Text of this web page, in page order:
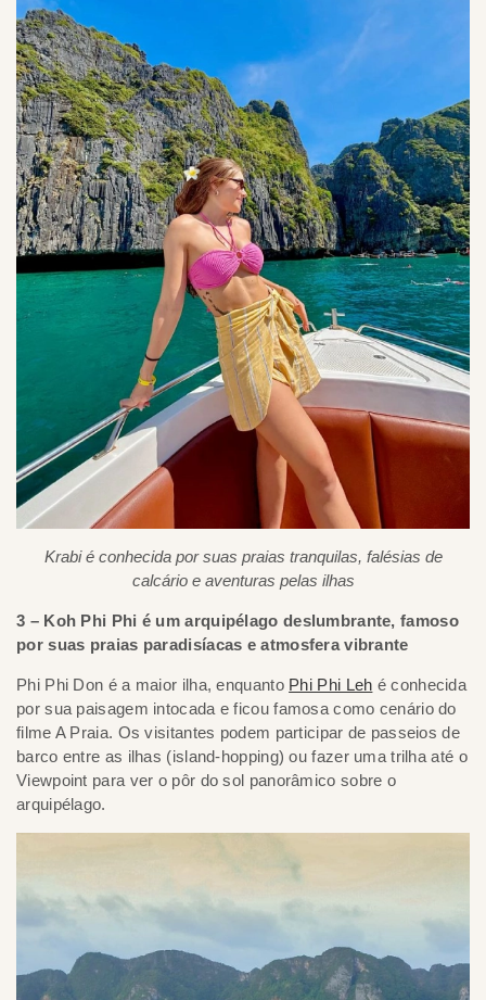
Krabi é conhecida por suas praias tranquilas, falésias de
calcário e aventuras pelas ilhas
3 – Koh Phi Phi é um arquipélago deslumbrante, famoso
por suas praias paradisíacas e atmosfera vibrante
Phi Phi Don é a maior ilha, enquanto Phi Phi Leh é conhecida
por sua paisagem intocada e ficou famosa como cenário do
filme A Praia. Os visitantes podem participar de passeios de
barco entre as ilhas (island-hopping) ou fazer uma trilha até o
Viewpoint para ver o pôr do sol panorâmico sobre o
arquipélago.